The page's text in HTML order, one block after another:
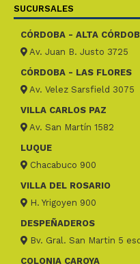
SUCURSALES
CÓRDOBA - ALTA
Av. Juan B. Justo 3725
CÓRDOBA - LAS FLORES
Av. Velez Sarsfield 3075
VILLA CARLOS PAZ
Av. San Martín 1582
LUQUE
Chacabuco 900
VILLA DEL ROSARIO
H. Yrigoyen 900
DESPEÑADEROS
Bv. Gral. San Martin 5
COLONIA CAROYA